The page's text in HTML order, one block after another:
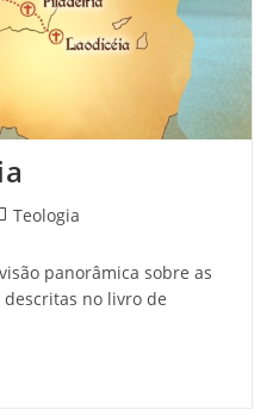
Teologia
panorâmica sobre as
no livro de